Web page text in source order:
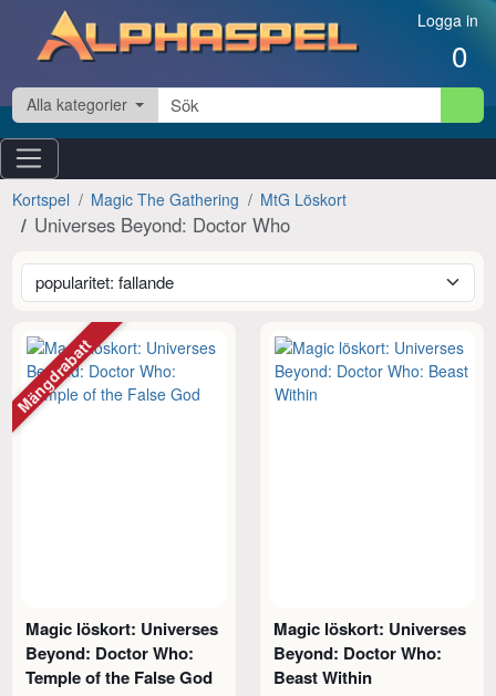
Hoppa till innehåll Logga in
0
Alla kategorier
Kortspel Magic The Gathering MtG Löskort
Universes Beyond: Doctor Who
Magic löskort: Universes
Beyond: Doctor Who:
Temple of the False God
Mängdrabatt
Magic löskort: Universes
Beyond: Doctor Who:
Beast Within